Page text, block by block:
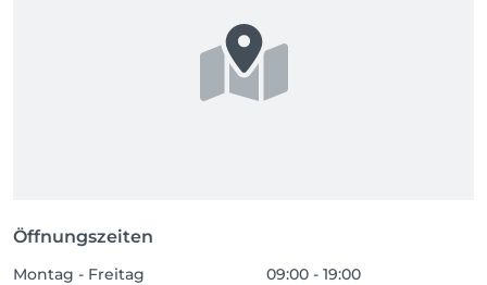
Öffnungszeiten
Montag - Freitag
09:00 - 19:00